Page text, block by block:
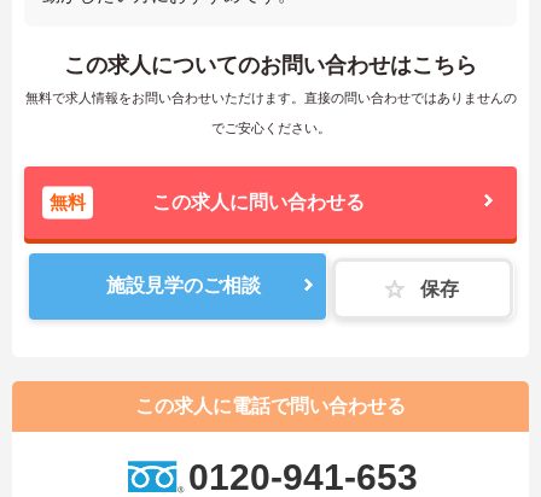
この求人についてのお問い合わせはこちら
無料で求人情報をお問い合わせいただけます。直接の問い合わせではありませんの
でご安心ください。
無料 この求人に問い合わせる
施設見学のご相談 保存
この求人に電話で問い合わせる
0120-941-653